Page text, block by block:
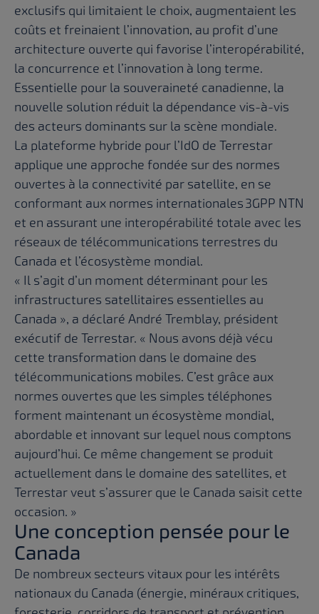
exclusifs qui limitaient le choix, augmentaient les
coûts et freinaient l’innovation, au profit d’une
architecture ouverte qui favorise l’interopérabilité,
la concurrence et l’innovation à long terme.
Essentielle pour la souveraineté canadienne, la
nouvelle solution réduit la dépendance vis-à-vis
des acteurs dominants sur la scène mondiale.
La plateforme hybride pour l’IdO de Terrestar
applique une approche fondée sur des normes
ouvertes à la connectivité par satellite, en se
conformant aux normes internationales 3GPP NTN
et en assurant une interopérabilité totale avec les
réseaux de télécommunications terrestres du
Canada et l’écosystème mondial.
« Il s’agit d’un moment déterminant pour les
infrastructures satellitaires essentielles au
Canada », a déclaré André Tremblay, président
exécutif de Terrestar. « Nous avons déjà vécu
cette transformation dans le domaine des
télécommunications mobiles. C’est grâce aux
normes ouvertes que les simples téléphones
forment maintenant un écosystème mondial,
abordable et innovant sur lequel nous comptons
aujourd’hui. Ce même changement se produit
actuellement dans le domaine des satellites, et
Terrestar veut s’assurer que le Canada saisit cette
occasion. »
Une conception pensée pour le
Canada
De nombreux secteurs vitaux pour les intérêts
nationaux du Canada (énergie, minéraux critiques,